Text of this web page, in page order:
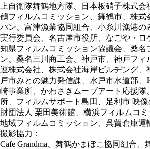
上自衛隊舞鶴地方隊、日本板硝子株式
鶴フィルムコミッション、舞鶴市、株式
パン、富津漁業協同組合、小糸川漁港の
実行委員会、名古屋市役所、なごや・ロ
知県フィルムコミッション協議会、桑名
ン、桑名三川商工会、神戸市、神戸フ
運株式会社、株式会社海岸ビルヂング、
戸市みとの魅力発信課、水戸市水道部、
崎事業所、かわさきムーブアート応援隊
所、フィルムサポート島田、足利市 映
財団法人 栗田美術館、横浜フィルムコ
地域フィルムコミッション、呉貿倉庫運
撮影協力：
Cafe Grandma、舞鶴かまぼこ協同組合、